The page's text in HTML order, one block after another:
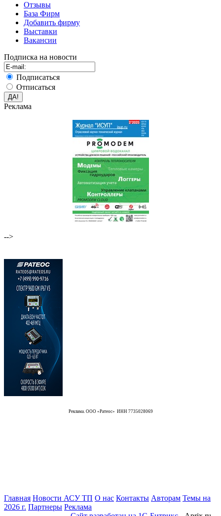
Отзывы
База Фирм
Добавить фирму
Выставки
Вакансии
Подписка на новости
Подписаться
Отписаться
Реклама
-->
Реклама. ООО «Ратеос» ИНН 7735028069
Главная Новости АСУ ТП О нас Контакты Авторам Темы на
2026 г. Партнеры Реклама